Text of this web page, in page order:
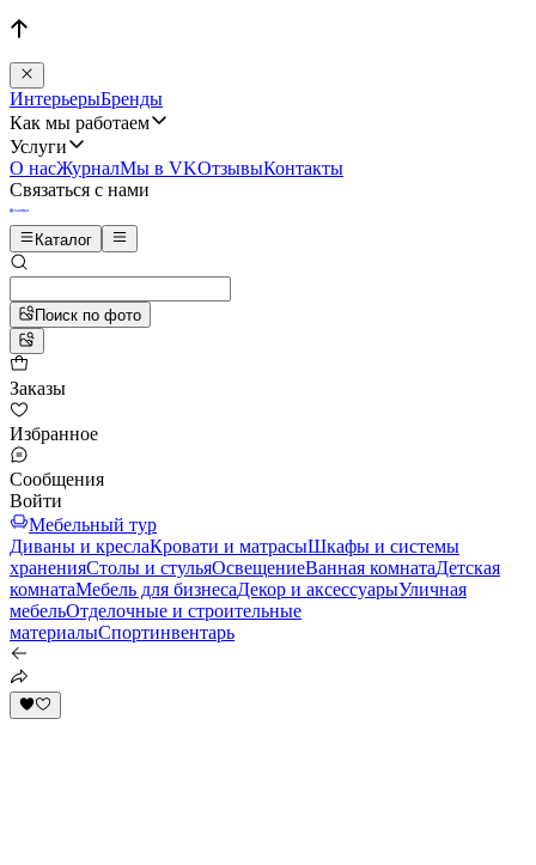
ИнтерьерыБренды
Как мы работаем
Услуги
О насЖурналМы в VKОтзывыКонтакты
Связаться с нами
Каталог
Поиск по фото
Заказы
Избранное
Сообщения
Войти
Мебельный тур
Диваны и креслаКровати и матрасыШкафы и системы
храненияСтолы и стульяОсвещениеВанная комнатаДетская
комнатаМебель для бизнесаДекор и аксессуарыУличная
мебельОтделочные и строительные
материалыСпортинвентарь